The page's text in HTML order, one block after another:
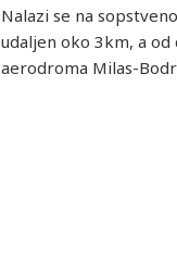
Nalazi se na
udaljen oko 3km, a
aerodroma Milas-